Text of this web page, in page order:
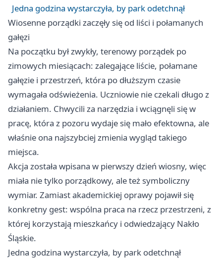
Jedna godzina wystarczyła, by park odetchnął
Wiosenne porządki zaczęły się od liści i połamanych
gałęzi
Na początku był zwykły, terenowy porządek po
zimowych miesiącach: zalegające liście, połamane
gałęzie i przestrzeń, która po dłuższym czasie
wymagała odświeżenia. Uczniowie nie czekali długo z
działaniem. Chwycili za narzędzia i wciągnęli się w
pracę, która z pozoru wydaje się mało efektowna, ale
właśnie ona najszybciej zmienia wygląd takiego
miejsca.
Akcja została wpisana w pierwszy dzień wiosny, więc
miała nie tylko porządkowy, ale też symboliczny
wymiar. Zamiast akademickiej oprawy pojawił się
konkretny gest: wspólna praca na rzecz przestrzeni, z
której korzystają mieszkańcy i odwiedzający Nakło
Śląskie.
Jedna godzina wystarczyła, by park odetchnął